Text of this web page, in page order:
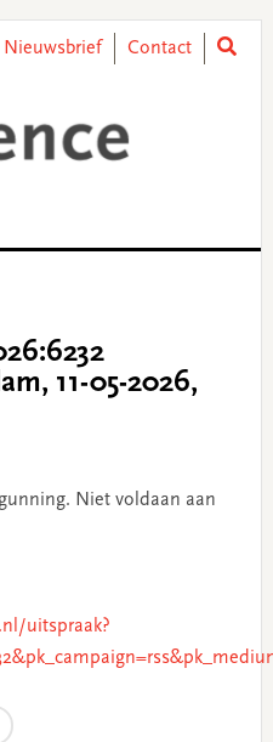
Nieuwsbrief Contact
11-05-2026,
Niet voldaan aan
uitspraak?